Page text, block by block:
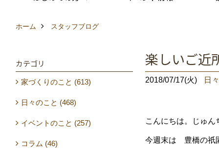
ホーム スタッフブログ
楽しいご
2018/07/17(火) 日
こんにちは。じゅん
今週末は 豊橋の祇
カテゴリ
家づくりのこと (613)
日々のこと (468)
イベントのこと (257)
コラム (46)